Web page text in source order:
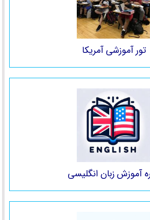
تور آموزشی آمریکا
آموزش زبان انگلیسی